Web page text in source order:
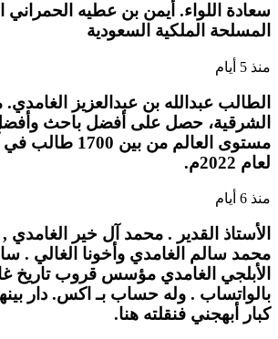
سعادة اللواء. أيمن بن عطيه الحمراني
المسلحة الملكية السعودية
منذ 5 أيام
الطالب عبدالله بن عبدالعزيز
الشرقية، حصل على أفضل باحث
مستوى العالم من
لعام 2022م.
منذ 6 أيام
الأستاذ القدير . محمد آل خير الغامدي
محمد سالم الغامدي وأخونا الغالي .
الأبلجي الغامدي مؤسس قروب تاريخ
بالواتساب . وله حساب بـ اكس. دار
كبار أبهجني فنقلته هنا.